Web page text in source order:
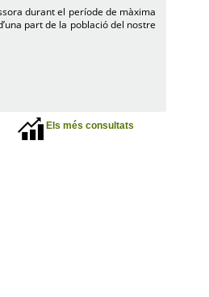
durant el període de màxima
part de la població del nostre
Els més consultats